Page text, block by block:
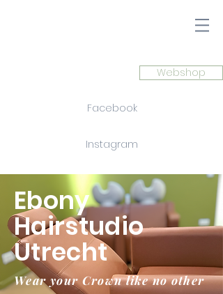
Webshop
Facebook
Instagram
Ebony
Hairstudio
Utrecht
Wear your Crown like no other